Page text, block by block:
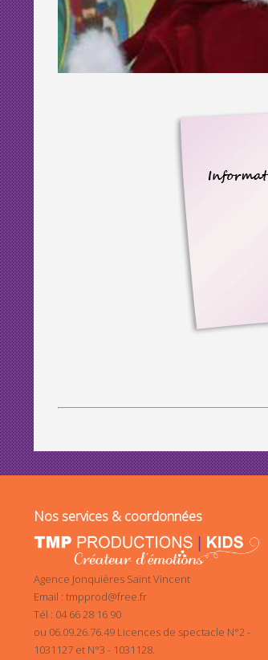
Nos services & coordonnées
Agence Jonquières Saint Vincent
Email : tmpprod@free.fr
Tél : 04 66 28 16 90
ou 06.09.26.76.49 Licences de spectacle N°2 -
1031127 et N°3 - 1031128.